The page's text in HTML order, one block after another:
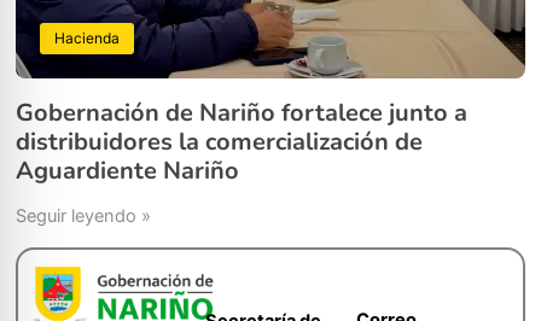
Hacienda
Gobernación de Nariño fortalece junto a
distribuidores la comercialización de
Aguardiente Nariño
Seguir leyendo »